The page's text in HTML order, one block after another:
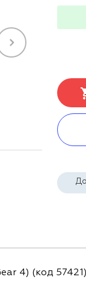
4) (код